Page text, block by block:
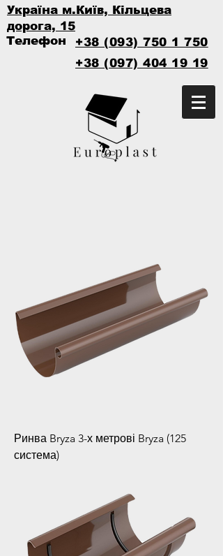
Телефон
Україна м.Київ, Кільцева
дорога, 15
+38 (093) 750 1 750
+38 (097) 404 19 19
Ринва Bryza 3-х метрові Bryza (125
система)